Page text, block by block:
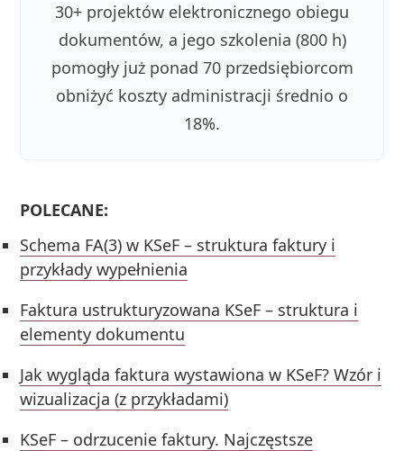
30+ projektów elektronicznego obiegu
dokumentów, a jego szkolenia (800 h)
pomogły już ponad 70 przedsiębiorcom
obniżyć koszty administracji średnio o
18%.
POLECANE:
Schema FA(3) w KSeF – struktura faktury i
przykłady wypełnienia
Faktura ustrukturyzowana KSeF – struktura i
elementy dokumentu
Jak wygląda faktura wystawiona w KSeF? Wzór i
wizualizacja (z przykładami)
KSeF – odrzucenie faktury. Najczęstsze